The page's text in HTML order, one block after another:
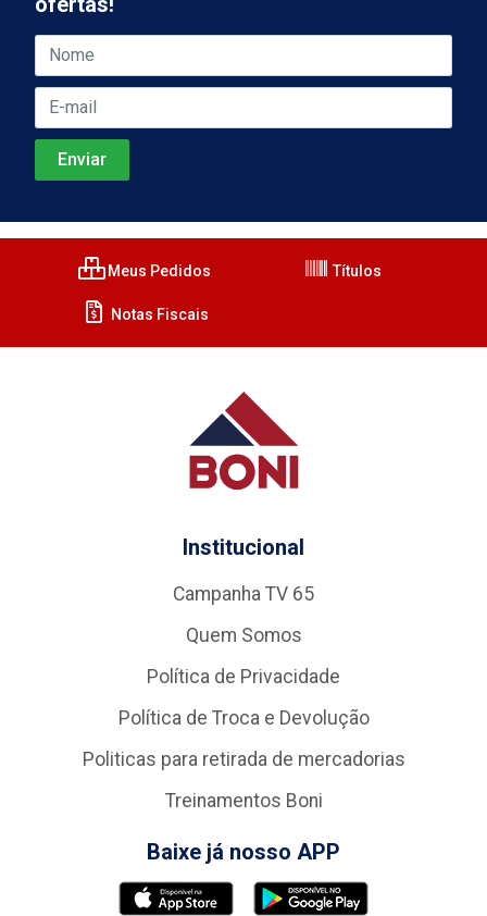
Meus Pedidos Títulos
Notas Fiscais
Institucional
Campanha TV 65
Quem Somos
Política de Privacidade
Política de Troca e Devolução
Politicas para retirada de mercadorias
Treinamentos Boni
Baixe já nosso APP